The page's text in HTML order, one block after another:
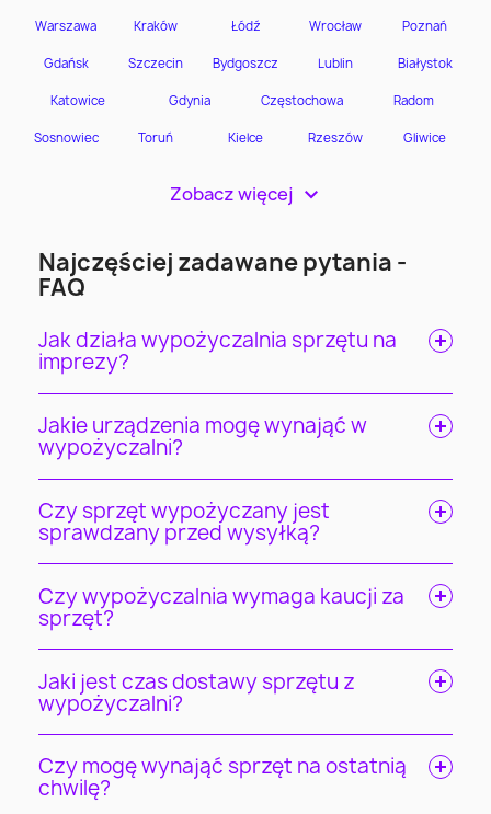
Zobacz więcej >
Najczęściej zadawane pytania -
FAQ
Jak działa wypożyczalnia sprzętu na
imprezy?
Jakie urządzenia mogę wynająć w
wypożyczalni?
Czy sprzęt wypożyczany jest
sprawdzany przed wysyłką?
Czy wypożyczalnia wymaga kaucji za
sprzęt?
Jaki jest czas dostawy sprzętu z
wypożyczalni?
Czy mogę wynająć sprzęt na ostatnią
chwilę?